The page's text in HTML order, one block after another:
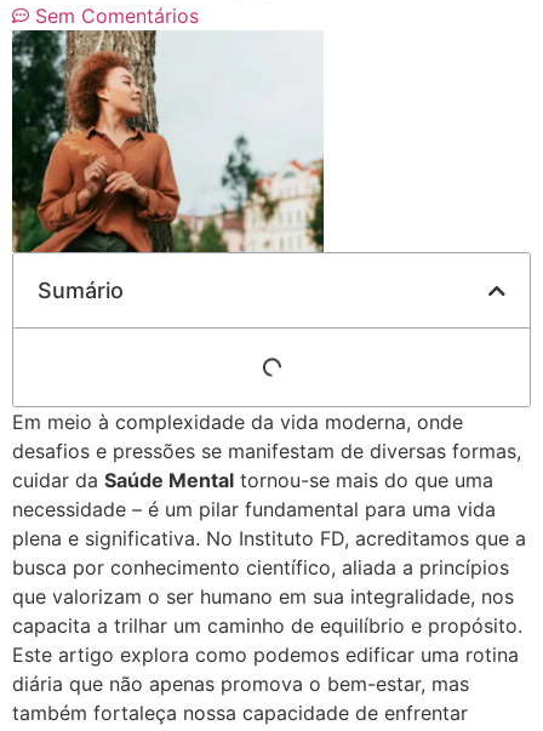
Sem Comentários
Sumário
Em meio à complexidade da vida moderna, onde
desafios e pressões se manifestam de diversas formas,
cuidar da Saúde Mental tornou-se mais do que uma
necessidade – é um pilar fundamental para uma vida
plena e significativa. No Instituto FD, acreditamos que a
busca por conhecimento científico, aliada a princípios
que valorizam o ser humano em sua integralidade, nos
capacita a trilhar um caminho de equilíbrio e propósito.
Este artigo explora como podemos edificar uma rotina
diária que não apenas promova o bem-estar, mas
também fortaleça nossa capacidade de enfrentar